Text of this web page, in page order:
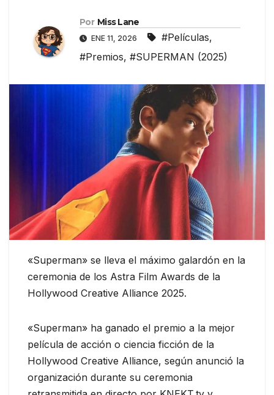
Por Miss Lane
ENE 11, 2026 #Películas,
#Premios, #SUPERMAN (2025)
«Superman» se lleva el máximo galardón en la
ceremonia de los Astra Film Awards de la
Hollywood Creative Alliance 2025.
«Superman» ha ganado el premio a la mejor
película de acción o ciencia ficción de la
Hollywood Creative Alliance, según anunció la
organización durante su ceremonia